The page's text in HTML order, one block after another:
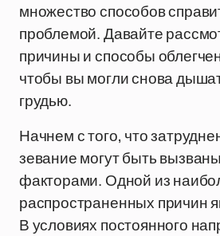
множество способов
проблемой. Давайте
причины и способы
чтобы вы могли снова
грудью.
Начнем с того, что
зевание могут быть
факторами. Одной из
распространенных причин
В условиях постоянного